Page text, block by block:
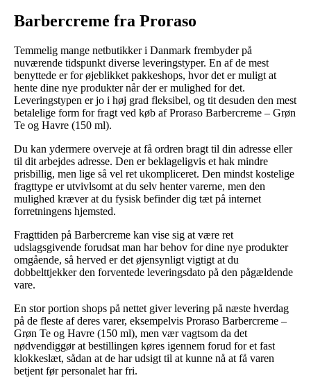
Barbercreme fra Proraso
Temmelig mange netbutikker i Danmark frembyder på
nuværende tidspunkt diverse leveringstyper. En af de mest
benyttede er for øjeblikket pakkeshops, hvor det er muligt at
hente dine nye produkter når der er mulighed for det.
Leveringstypen er jo i høj grad fleksibel, og tit desuden den mest
betalelige form for fragt ved køb af Proraso Barbercreme – Grøn
Te og Havre (150 ml).
Du kan ydermere overveje at få ordren bragt til din adresse eller
til dit arbejdes adresse. Den er beklageligvis et hak mindre
prisbillig, men lige så vel ret ukompliceret. Den mindst kostelige
fragttype er utvivlsomt at du selv henter varerne, men den
mulighed kræver at du fysisk befinder dig tæt på internet
forretningens hjemsted.
Fragttiden på Barbercreme kan vise sig at være ret
udslagsgivende forudsat man har behov for dine nye produkter
omgående, så herved er det øjensynligt vigtigt at du
dobbelttjekker den forventede leveringsdato på den pågældende
vare.
En stor portion shops på nettet giver levering på næste hverdag
på de fleste af deres varer, eksempelvis Proraso Barbercreme –
Grøn Te og Havre (150 ml), men vær vagtsom da det
nødvendiggør at bestillingen køres igennem forud for et fast
klokkeslæt, sådan at de har udsigt til at kunne nå at få varen
betjent før personalet har fri.